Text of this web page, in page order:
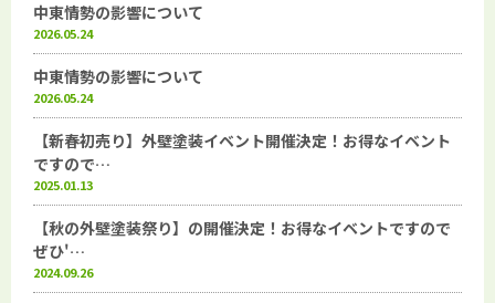
中東情勢の影響について
2026.05.24
中東情勢の影響について
2026.05.24
【新春初売り】外壁塗装イベント開催決定！お得なイベント
ですので…
2025.01.13
【秋の外壁塗装祭り】の開催決定！お得なイベントですので
ぜひ'…
2024.09.26